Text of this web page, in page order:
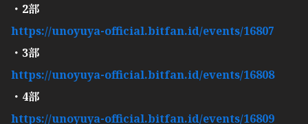
・2部
https://unoyuya-official.bitfan.id/events/16807
・3部
https://unoyuya-official.bitfan.id/events/16808
・4部
https://unoyuya-official.bitfan.id/events/16809